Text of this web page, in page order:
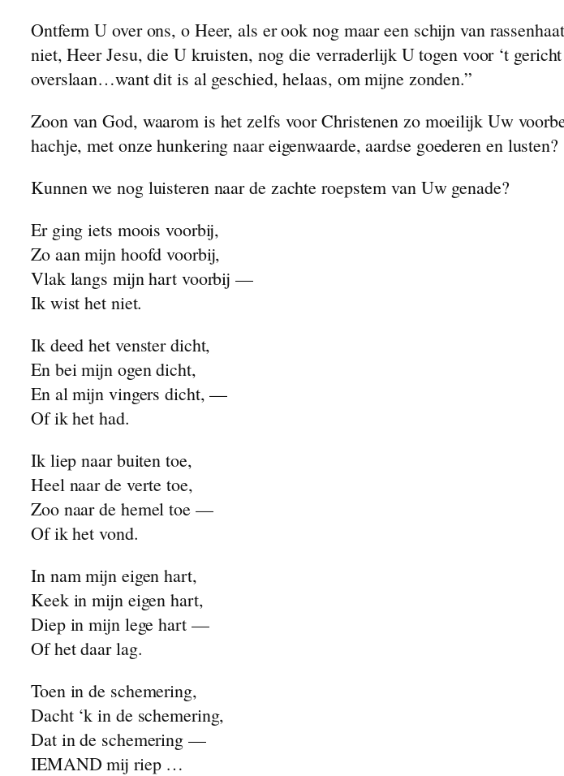
Ontferm U over ons, o Heer, als er ook nog maar een schijn van
niet, Heer Jesu, die U kruisten, nog die verraderlijk U togen voor ‘t
overslaan…want dit is al geschied, helaas, om mijne zonden.”
Zoon van God, waarom is het zelfs voor Christenen zo moeilijk Uw
hachje, met onze hunkering naar eigenwaarde, aardse goederen en lusten?
Kunnen we nog luisteren naar de zachte roepstem van Uw genade?
Er ging iets moois voorbij,
Zo aan mijn hoofd voorbij,
Vlak langs mijn hart voorbij —
Ik wist het niet.
Ik deed het venster dicht,
En bei mijn ogen dicht,
En al mijn vingers dicht, —
Of ik het had.
Ik liep naar buiten toe,
Heel naar de verte toe,
Zoo naar de hemel toe —
Of ik het vond.
In nam mijn eigen hart,
Keek in mijn eigen hart,
Diep in mijn lege hart —
Of het daar lag.
Toen in de schemering,
Dacht ‘k in de schemering,
Dat in de schemering —
IEMAND mij riep …